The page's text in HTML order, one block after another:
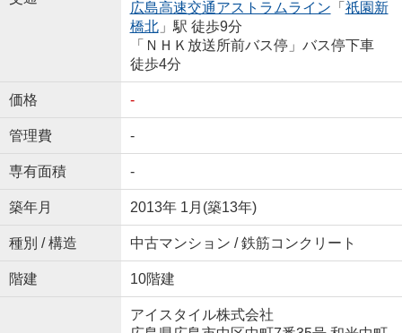
広島高速交通アストラムライン 「 祇園新
橋北」駅 徒歩9分
「ＮＨＫ放送所前バス停」バス停下車
徒歩4分
価格 -
管理費 -
専有面積 -
築年月 2013年 1月(築13年)
種別 / 構造 中古マンション / 鉄筋コンクリート
階建 10階建
アイスタイル株式会社